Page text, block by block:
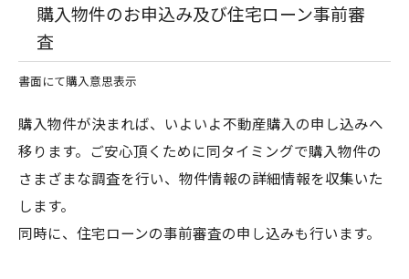
購入物件のお申込み及び住宅ローン事前審
査
書面にて購入意思表示
購入物件が決まれば、いよいよ不動産購入の申し込みへ
移ります。ご安心頂くために同タイミングで購入物件の
さまざまな調査を行い、物件情報の詳細情報を収集いた
します。
同時に、住宅ローンの事前審査の申し込みも行います。